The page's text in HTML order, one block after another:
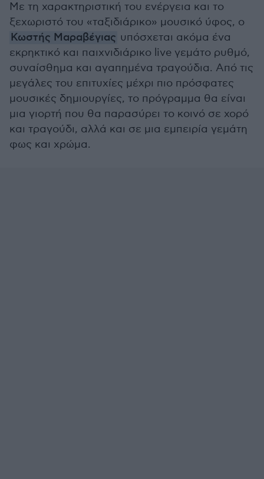
Με τη χαρακτηριστική του ενέργεια και το
ξεχωριστό του «ταξιδιάρικο» μουσικό ύφος, ο
Κωστής Μαραβέγιας υπόσχεται ακόμα ένα
εκρηκτικό και παιχνιδιάρικο live γεμάτο ρυθμό,
συναίσθημα και αγαπημένα τραγούδια. Από τις
μεγάλες του επιτυχίες μέχρι πιο πρόσφατες
μουσικές δημιουργίες, το πρόγραμμα θα είναι
μια γιορτή που θα παρασύρει το κοινό σε χορό
και τραγούδι, αλλά και σε μια εμπειρία γεμάτη
φως και χρώμα.